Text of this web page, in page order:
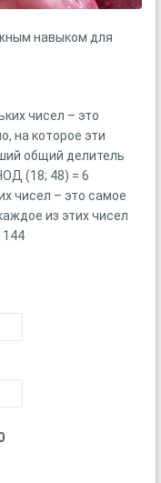
навыком для
чисел – это
на которое эти
общий делитель
(18; 48) = 6
чисел – это самое
из этих чисел
144